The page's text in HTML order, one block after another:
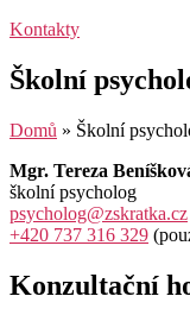
Kontakty
Školní
Domů » Školní
Mgr. Tereza
školní psycholog
psycholog@zskratka.cz
+420 737 316 329
Konzultační